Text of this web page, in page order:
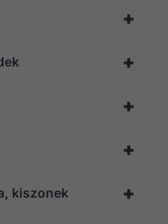
+
+
+
+
+
kiszonek